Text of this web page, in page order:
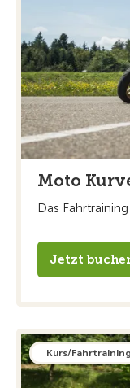
Moto
Das
Jetzt
Kurs/Fahrtraining